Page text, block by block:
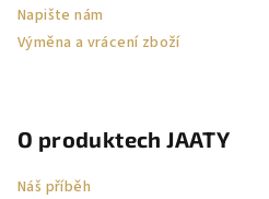
Napište nám
Výměna a vrácení zboží
O produktech JAATY
Náš příběh